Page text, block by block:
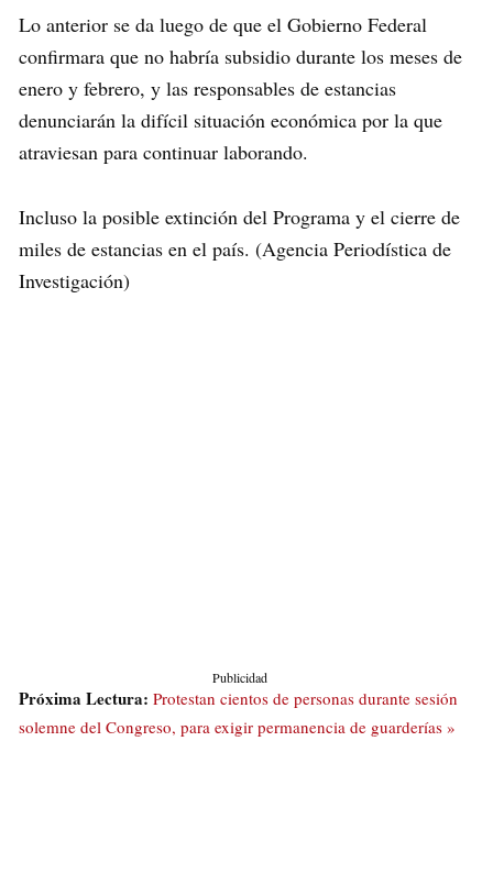
Lo anterior se da luego de que el Gobierno Federal
confirmara que no habría subsidio durante los meses de
enero y febrero, y las responsables de estancias
denunciarán la difícil situación económica por la que
atraviesan para continuar laborando.
Incluso la posible extinción del Programa y el cierre de
miles de estancias en el país. (Agencia Periodística de
Investigación)
Publicidad
Próxima Lectura: Protestan cientos de personas durante sesión
solemne del Congreso, para exigir permanencia de guarderías »